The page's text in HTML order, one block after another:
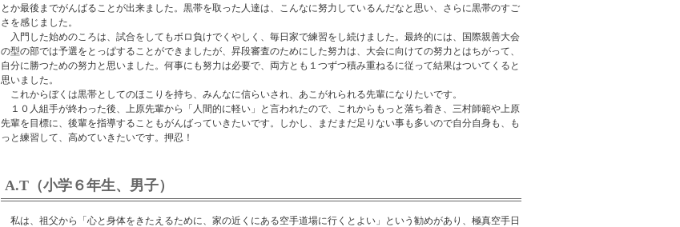
とか最後までがんばることが出来ました。黒帯を取った人達は、こんなに努力しているんだなと思い、さらに黒帯のすご
さを感じました。
入門した始めのころは、試合をしてもボロ負けでくやしく、毎日家で練習をし続けました。最終的には、国際親善大会
の型の部では予選をとっぱすることができましたが、昇段審査のためにした努力は、大会に向けての努力とはちがって、
自分に勝つための努力と思いました。何事にも努力は必要で、両方とも１つずつ積み重ねるに従って結果はついてくると
思いました。
これからぼくは黒帯としてのほこりを持ち、みんなに信らいされ、あこがれられる先輩になりたいです。
１０人組手が終わった後、上原先輩から「人間的に軽い」と言われたので、これからもっと落ち着き、三村師範や上原
先輩を目標に、後輩を指導することもがんばっていきたいです。しかし、まだまだ足りない事も多いので自分自身も、も
っと練習して、高めていきたいです。押忍！
A.T（小学６年生、男子）
私は、祖父から「心と身体をきたえるために、家の近くにある空手道場に行くとよい」という勧めがあり、極真空手日